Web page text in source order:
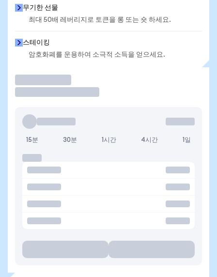
무기한 선물
최대 50배 레버리지로 토큰을 롱 또는 숏 하세요.
스테이킹
암호화폐를 운용하여 소극적 소득을 얻으세요.
15분 30분 1시간 4시간 1일